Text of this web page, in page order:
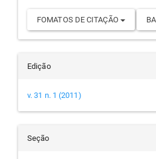
FOMATOS DE CITAÇÃO
Edição
v. 31 n. 1 (2011)
Seção